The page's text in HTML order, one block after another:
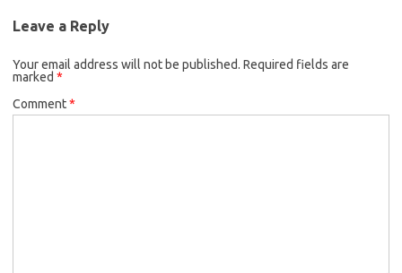
Leave a Reply
Your email address will not be published. Required fields are
marked *
Comment*